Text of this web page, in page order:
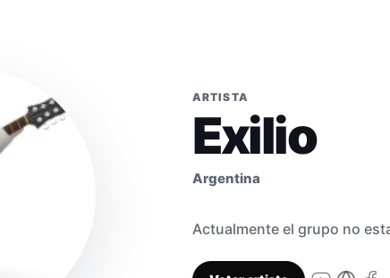
ARTISTA
Exilio
Argentina
Actualmente el grupo no